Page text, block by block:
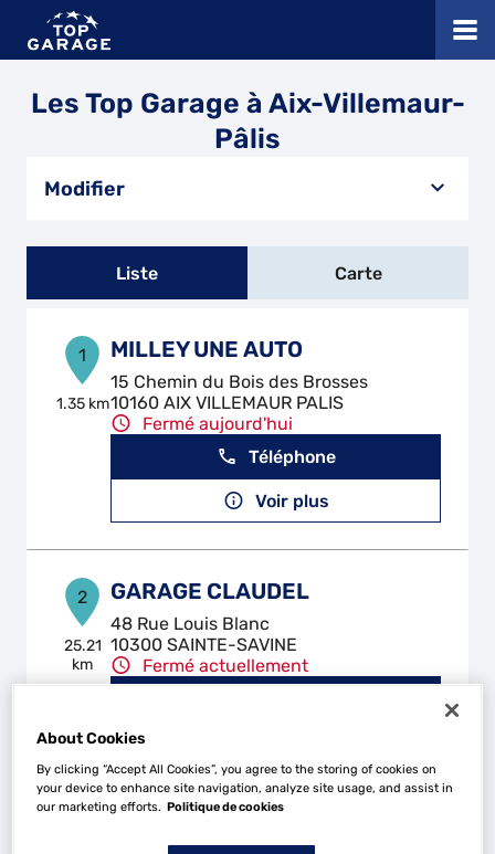
Les Top Garage à Aix-Villemaur-
Pâlis
Modifier
Liste Carte
1
1.35 km
MILLEY UNE AUTO
15 Chemin du Bois des Brosses
10160 AIX VILLEMAUR PALIS
Fermé aujourd'hui
Téléphone
Voir plus
2
25.21
km
GARAGE CLAUDEL
48 Rue Louis Blanc
10300 SAINTE-SAVINE
Fermé actuellement
About Cookies
By clicking “Accept All Cookies”, you agree to the storing of cookies on
your device to enhance site navigation, analyze site usage, and assist in
our marketing efforts. Politique de cookies